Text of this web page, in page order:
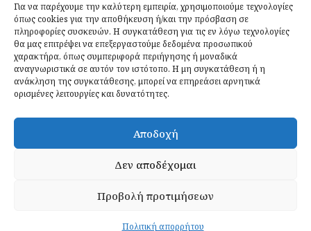
Για να παρέχουμε την καλύτερη εμπειρία, χρησιμοποιούμε τεχνολογίες
όπως cookies για την αποθήκευση ή/και την πρόσβαση σε
πληροφορίες συσκευών. Η συγκατάθεση για τις εν λόγω τεχνολογίες
θα μας επιτρέψει να επεξεργαστούμε δεδομένα προσωπικού
χαρακτήρα, όπως συμπεριφορά περιήγησης ή μοναδικά
αναγνωριστικά σε αυτόν τον ιστότοπο. Η μη συγκατάθεση ή η
ανάκληση της συγκατάθεσης, μπορεί να επηρεάσει αρνητικά
ορισμένες λειτουργίες και δυνατότητες.
Αποδοχή
Δεν αποδέχομαι
Προβολή προτιμήσεων
Πολιτική απορρήτου
Ιδανικές Τροφές 26 Ιουλίου 2026
Εγγραφείτε
ΕΓΓΡΑΦΉ
Έχω διαβάσει και δέχομαι τηνπολιτική απορρήτου
Creative.